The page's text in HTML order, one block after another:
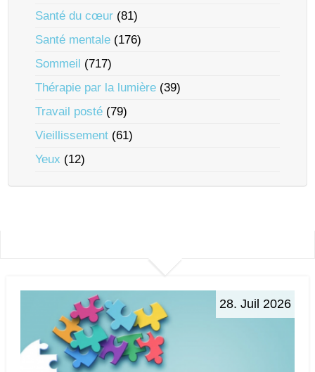
Santé du cœur (81)
Santé mentale (176)
Sommeil (717)
Thérapie par la lumière (39)
Travail posté (79)
Vieillissement (61)
Yeux (12)
28. Juil 2026